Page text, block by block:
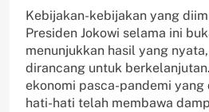
Kebijakan-kebijakan yang
Presiden Jokowi selama ini
menunjukkan hasil yang
dirancang untuk
ekonomi pasca-pandemi
hati-hati telah membawa